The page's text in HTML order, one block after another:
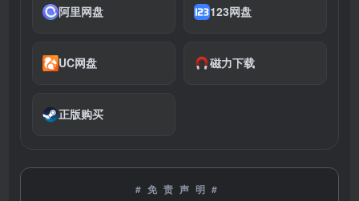
阿里网盘 123网盘
UC网盘 磁力下载
正版购买
#免责声明#